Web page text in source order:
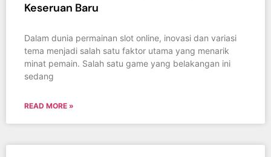
Keseruan Baru
Dalam dunia permainan slot online, inovasi dan variasi
tema menjadi salah satu faktor utama yang menarik
minat pemain. Salah satu game yang belakangan ini
sedang
READ MORE »